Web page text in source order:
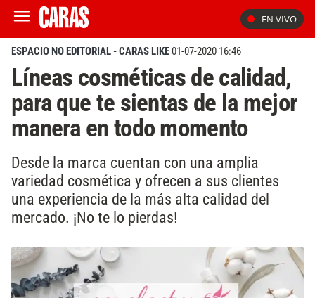
EN VIVO
ESPACIO NO EDITORIAL - CARAS LIKE01-07-2020 16:46
Líneas cosméticas de calidad,
para que te sientas de la mejor
manera en todo momento
Desde la marca cuentan con una amplia
variedad cosmética y ofrecen a sus clientes
una experiencia de la más alta calidad del
mercado. ¡No te lo pierdas!